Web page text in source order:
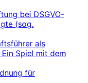
bei DSGVO-
(sog.
als
Spiel mit dem
für